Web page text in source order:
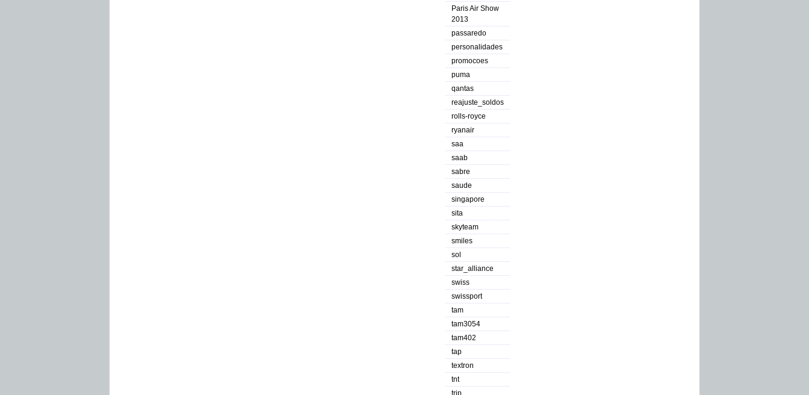
Paris Air Show
2013
passaredo
personalidades
promocoes
puma
qantas
reajuste_soldos
rolls-royce
ryanair
saa
saab
sabre
saude
singapore
sita
skyteam
smiles
sol
star_alliance
swiss
swissport
tam
tam3054
tam402
tap
textron
tnt
trip